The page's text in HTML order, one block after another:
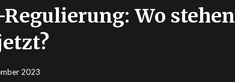
Wo stehen
2023